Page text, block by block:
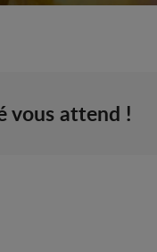
vous attend !